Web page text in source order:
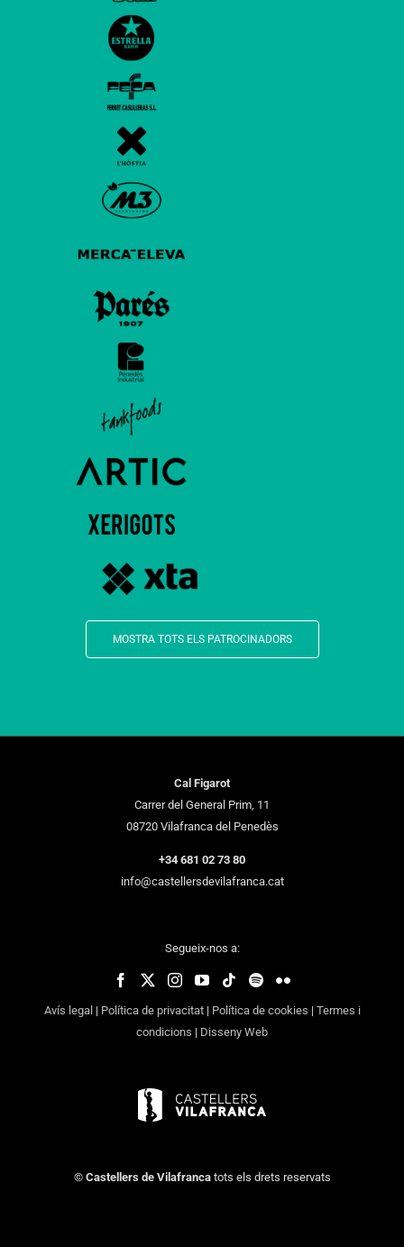
MOSTRA TOTS ELS PATROCINADORS
Cal Figarot
Carrer del General Prim, 11
08720 Vilafranca del Penedès
+34 681 02 73 80
info@castellersdevilafranca.cat
Segueix-nos a:
Avís legal | Política de privacitat| Política de cookies | Termes i
condicions | Disseny Web
© Castellers de Vilafrancatots els drets reservats